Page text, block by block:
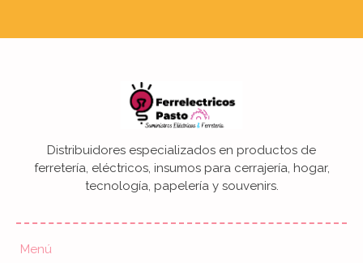
Distribuidores especializados en productos de
ferretería, eléctricos, insumos para cerrajería, hogar,
tecnología, papelería y souvenirs.
Menú